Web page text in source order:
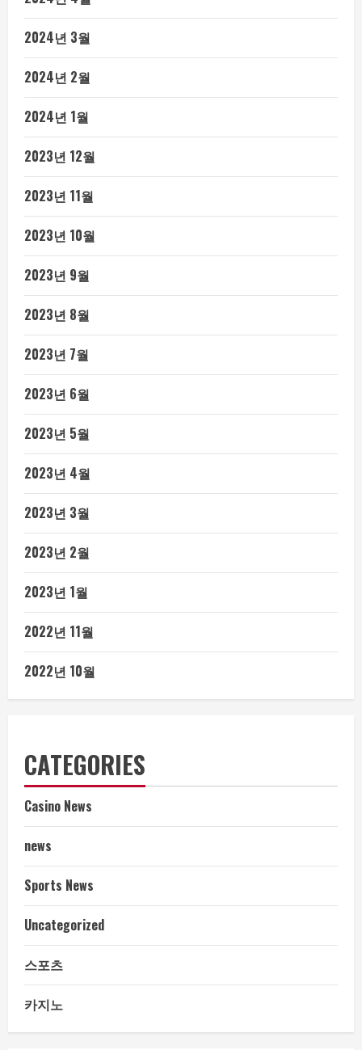
2024년 3월
2024년 2월
2024년 1월
2023년 12월
2023년 11월
2023년 10월
2023년 9월
2023년 8월
2023년 7월
2023년 6월
2023년 5월
2023년 4월
2023년 3월
2023년 2월
2023년 1월
2022년 11월
2022년 10월
CATEGORIES
Casino News
news
Sports News
Uncategorized
스포츠
카지노